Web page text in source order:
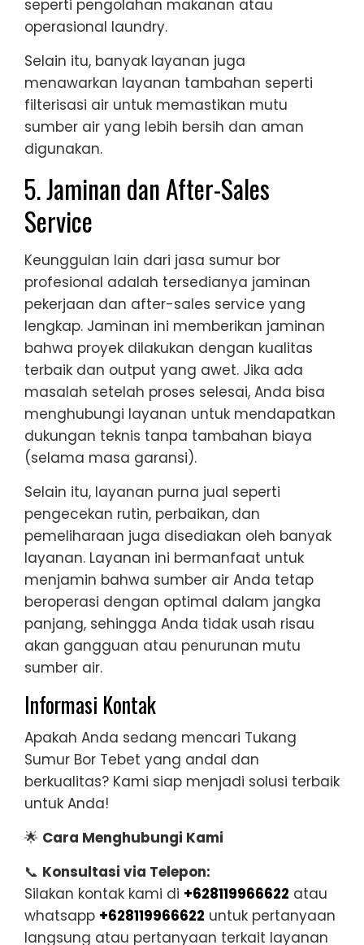
seperti pengolahan makanan atau
operasional laundry.
Selain itu, banyak layanan juga
menawarkan layanan tambahan seperti
filterisasi air untuk memastikan mutu
sumber air yang lebih bersih dan aman
digunakan.
5. Jaminan dan After-Sales
Service
Keunggulan lain dari jasa sumur bor
profesional adalah tersedianya jaminan
pekerjaan dan after-sales service yang
lengkap. Jaminan ini memberikan jaminan
bahwa proyek dilakukan dengan kualitas
terbaik dan output yang awet. Jika ada
masalah setelah proses selesai, Anda bisa
menghubungi layanan untuk mendapatkan
dukungan teknis tanpa tambahan biaya
(selama masa garansi).
Selain itu, layanan purna jual seperti
pengecekan rutin, perbaikan, dan
pemeliharaan juga disediakan oleh banyak
layanan. Layanan ini bermanfaat untuk
menjamin bahwa sumber air Anda tetap
beroperasi dengan optimal dalam jangka
panjang, sehingga Anda tidak usah risau
akan gangguan atau penurunan mutu
sumber air.
Informasi Kontak
Apakah Anda sedang mencari Tukang
Sumur Bor Tebet yang andal dan
berkualitas? Kami siap menjadi solusi terbaik
untuk Anda!
🌟 Cara Menghubungi Kami
📞 Konsultasi via Telepon:
Silakan kontak kami di +628119966622 atau
whatsapp +628119966622 untuk pertanyaan
langsung atau pertanyaan terkait layanan